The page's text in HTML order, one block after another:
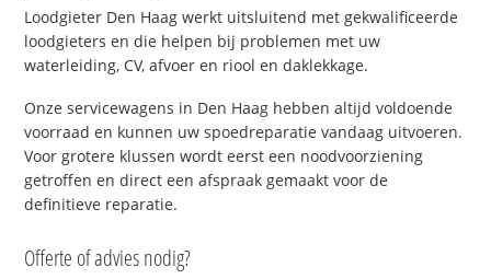
Loodgieter Den Haag werkt uitsluitend met gekwalificeerde
loodgieters en die helpen bij problemen met uw
waterleiding, CV, afvoer en riool en daklekkage.
Onze servicewagens in Den Haag hebben altijd voldoende
voorraad en kunnen uw spoedreparatie vandaag uitvoeren.
Voor grotere klussen wordt eerst een noodvoorziening
getroffen en direct een afspraak gemaakt voor de
definitieve reparatie.
Offerte of advies nodig?